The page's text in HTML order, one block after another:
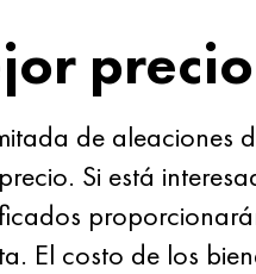
precio
de
Si está
El costo de los